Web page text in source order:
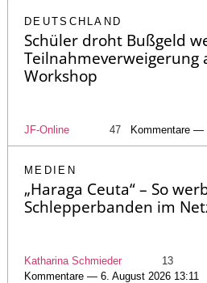
DEUTSCHLAND
Schüler droht Bußgeld
Teilnahmeverweigerung
Workshop
JF-Online 47 Kommentare —
MEDIEN
„Haraga Ceuta“ – So
Schlepperbanden im
Katharina Schmieder
13
Kommentare — 6. August 2026 13:11